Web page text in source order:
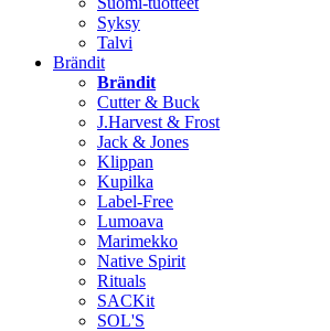
Syksy
Talvi
Brändit
Brändit
Cutter & Buck
J.Harvest & Frost
Jack & Jones
Klippan
Kupilka
Label-Free
Lumoava
Marimekko
Native Spirit
Rituals
SACKit
SOL'S